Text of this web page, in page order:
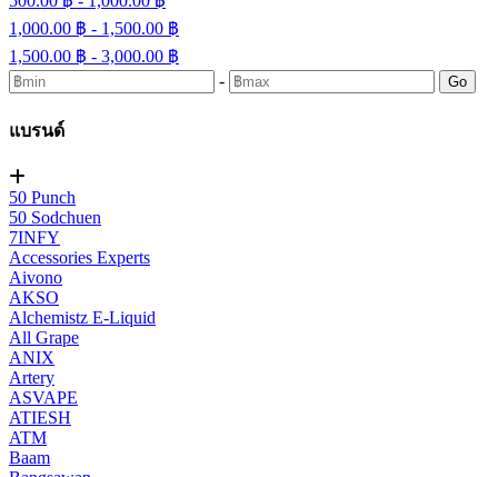
1,000.00 ฿ - 1,500.00 ฿
1,500.00 ฿ - 3,000.00 ฿
-
Go
แบรนด์
50 Punch
50 Sodchuen
7INFY
Accessories Experts
Aivono
AKSO
Alchemistz E-Liquid
All Grape
ANIX
Artery
ASVAPE
ATIESH
ATM
Baam